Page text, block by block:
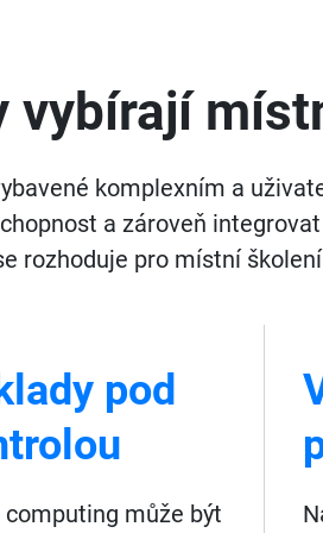
vybírají
komplexním a
a zároveň
rozhoduje pro místní
pod
computing může být